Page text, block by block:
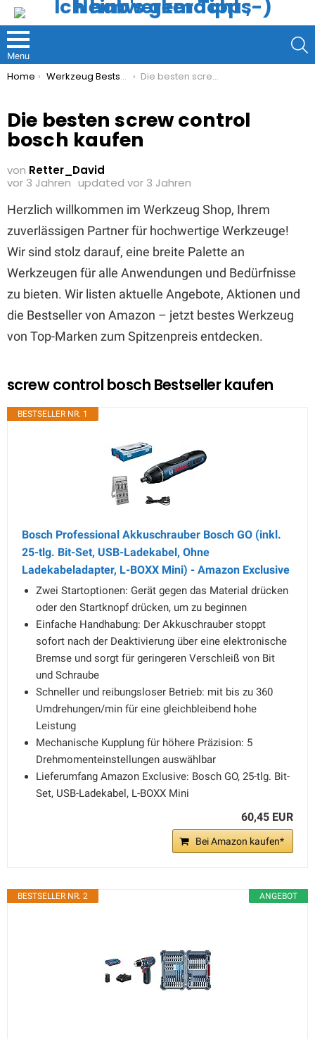
Menu
You are here:
Home Werkzeug Bestseller Die besten screw control bosch kaufen
Die besten screw control
bosch kaufen
von Retter_David
vor 3 Jahren updated vor 3 Jahren
Herzlich willkommen im Werkzeug Shop, Ihrem
zuverlässigen Partner für hochwertige Werkzeuge!
Wir sind stolz darauf, eine breite Palette an
Werkzeugen für alle Anwendungen und Bedürfnisse
zu bieten. Wir listen aktuelle Angebote, Aktionen und
die Bestseller von Amazon – jetzt bestes Werkzeug
von Top-Marken zum Spitzenpreis entdecken.
screw control bosch Bestseller kaufen
BESTSELLER NR. 1
Bosch Professional Akkuschrauber Bosch GO (inkl.
25-tlg. Bit-Set, USB-Ladekabel, Ohne
Ladekabeladapter, L-BOXX Mini) - Amazon Exclusive
Zwei Startoptionen: Gerät gegen das Material drücken
oder den Startknopf drücken, um zu beginnen
Einfache Handhabung: Der Akkuschrauber stoppt
sofort nach der Deaktivierung über eine elektronische
Bremse und sorgt für geringeren Verschleiß von Bit
und Schraube
Schneller und reibungsloser Betrieb: mit bis zu 360
Umdrehungen/min für eine gleichbleibend hohe
Leistung
Mechanische Kupplung für höhere Präzision: 5
Drehmomenteinstellungen auswählbar
Lieferumfang Amazon Exclusive: Bosch GO, 25-tlg. Bit-
Set, USB-Ladekabel, L-BOXX Mini
60,45 EUR
Bei Amazon kaufen*
ANGEBOT
BESTSELLER NR. 2